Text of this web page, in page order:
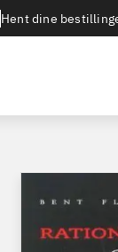
Hent dine